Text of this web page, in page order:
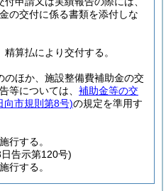
の交付に係る書類を添付しな
算払により交付する。
のほか、施設整備費補助金の交
等については、 補助金等の交
向市規則第8号)の規定を準用す
行する。
告示第120号)
行する。